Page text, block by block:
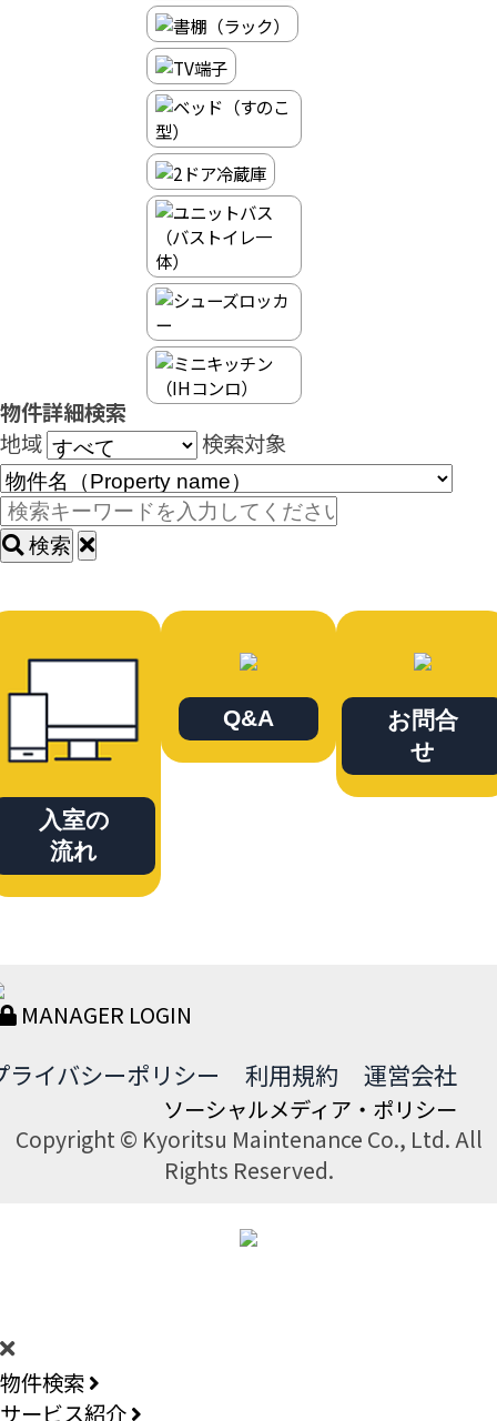
物件詳細検索
地域
検索対象
検索
入室の
流れ
Q&A
お問合
せ
MANAGER LOGIN
ライバシーポリシー 利用規約 運営会社
ソーシャルメディア・ポリシー
Copyright © Kyoritsu Maintenance Co., Ltd. All
Rights Reserved.
物件検索
サービス紹介